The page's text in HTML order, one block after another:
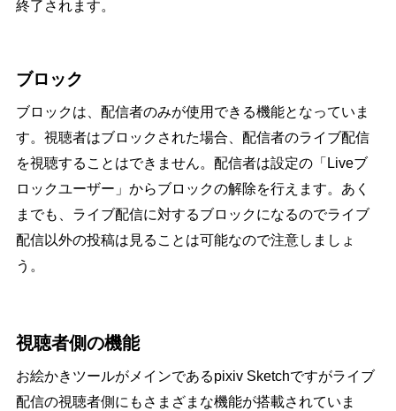
終了されます。
ブロック
ブロックは、配信者のみが使用できる機能となっていま
す。視聴者はブロックされた場合、配信者のライブ配信
を視聴することはできません。配信者は設定の「Liveブ
ロックユーザー」からブロックの解除を行えます。あく
までも、ライブ配信に対するブロックになるのでライブ
配信以外の投稿は見ることは可能なので注意しましょ
う。
視聴者側の機能
お絵かきツールがメインであるpixiv Sketchですがライブ
配信の視聴者側にもさまざまな機能が搭載されていま